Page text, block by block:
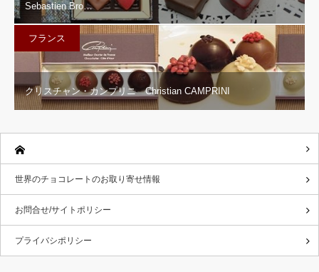
Sebastien Bro…
フランス
クリスチャン・カンプリニ Christian CAMPRINI
世界のチョコレートのお取り寄せ情報
お問合せ/サイトポリシー
プライバシポリシー